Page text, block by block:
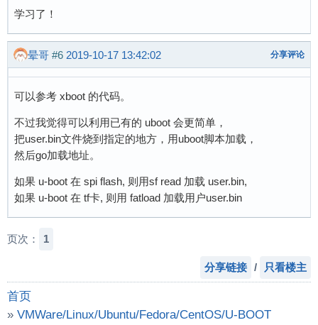
学习了！
晕哥 #6 2019-10-17 13:42:02 分享评论
可以参考 xboot 的代码。
不过我觉得可以利用已有的 uboot 会更简单，
把user.bin文件烧到指定的地方，用uboot脚本加载，
然后go加载地址。
如果 u-boot 在 spi flash, 则用sf read 加载 user.bin,
如果 u-boot 在 tf卡, 则用 fatload 加载用户user.bin
页次： 1
分享链接 / 只看楼主
首页
» VMWare/Linux/Ubuntu/Fedora/CentOS/U-BOOT